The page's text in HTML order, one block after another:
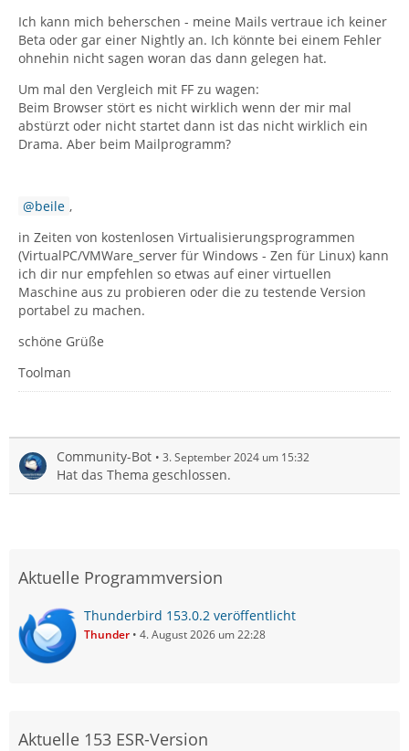
Ich kann mich beherschen - meine Mails vertraue ich keiner
Beta oder gar einer Nightly an. Ich könnte bei einem Fehler
ohnehin nicht sagen woran das dann gelegen hat.
Um mal den Vergleich mit FF zu wagen:
Beim Browser stört es nicht wirklich wenn der mir mal
abstürzt oder nicht startet dann ist das nicht wirklich ein
Drama. Aber beim Mailprogramm?
beile ,
in Zeiten von kostenlosen Virtualisierungsprogrammen
(VirtualPC/VMWare_server für Windows - Zen für Linux) kann
ich dir nur empfehlen so etwas auf einer virtuellen
Maschine aus zu probieren oder die zu testende Version
portabel zu machen.
schöne Grüße
Toolman
Community-Bot 3. September 2024 um 15:32
Hat das Thema geschlossen.
Aktuelle Programmversion
Thunderbird 153.0.2 veröffentlicht
Thunder 4. August 2026 um 22:28
Aktuelle 153 ESR-Version